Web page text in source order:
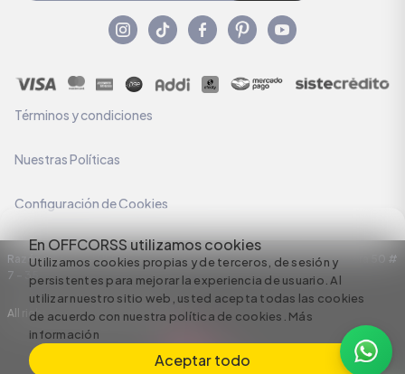
En OFFCORSS utilizamos cookies
Utilizamos cookies propias y de terceros, de sesión y
persistentes para mejorar la experiencia de usuario. Al
utilizar nuestro sitio web, usted acepta todas las cookies
de acuerdo con nuestra política de cookies. Más
información
Aceptar todo
Términos y condiciones
Nuestras Políticas
Configuración de Cookies
Razón Social: C.I HERMECO S.A. NIT: 890924167-6 Dirección: Carrera 50 #
7 – 35
All rights reserved empowered by